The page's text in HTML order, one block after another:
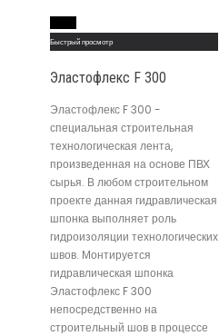
Быстрый просмотр
Эластофлекс F 300
Эластофлекс F 300 -
специальная строительная
технологическая лента,
произведенная на основе ПВХ
сырья. В любом строительном
проекте данная гидравлическая
шпонка выполняет роль
гидроизоляции технологических
швов. Монтируется
гидравлическая шпонка
Эластофлекс F 300
непосредственно на
строительный шов в процессе